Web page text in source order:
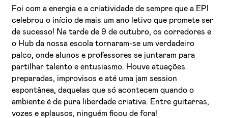
Foi com a energia e a criatividade de sempre que a EPI
celebrou o início de mais um ano letivo que promete ser
de sucesso! Na tarde de 9 de outubro, os corredores e
o Hub da nossa escola tornaram-se um verdadeiro
palco, onde alunos e professores se juntaram para
partilhar talento e entusiasmo. Houve atuações
preparadas, improvisos e até uma jam session
espontânea, daquelas que só acontecem quando o
ambiente é de pura liberdade criativa. Entre guitarras,
vozes e aplausos, ninguém ficou de fora!